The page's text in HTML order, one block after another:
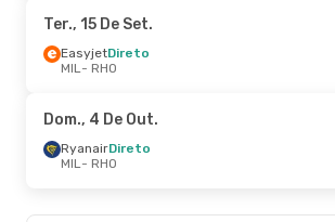
RyanairDireto
RHO- MIL
Ter., 15 De Set.
EasyjetDireto
MIL- RHO
Dom., 4 De Out.
RyanairDireto
MIL- RHO